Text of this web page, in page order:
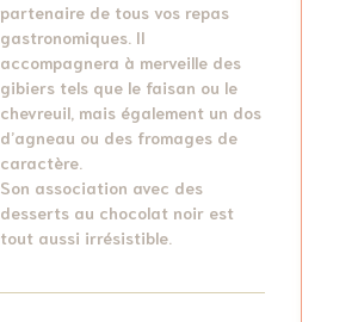
partenaire de tous vos repas
gastronomiques. Il
accompagnera à merveille des
gibiers tels que le faisan ou le
chevreuil, mais également un dos
d’agneau ou des fromages de
caractère.
Son association avec des
desserts au chocolat noir est
tout aussi irrésistible.